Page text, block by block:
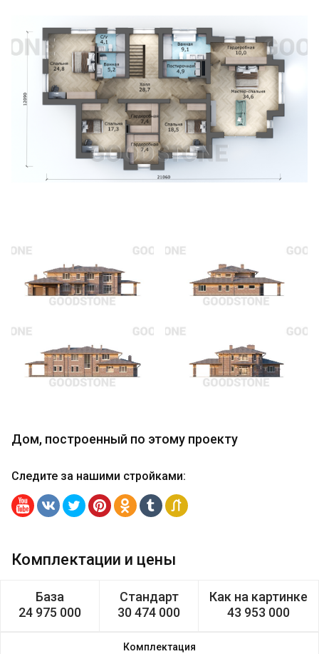
Дом, построенный по этому проекту
Следите за нашими стройками:
Комплектации и цены
База
24 975 000
Стандарт
30 474 000
Как на картинке
43 953 000
Комплектация